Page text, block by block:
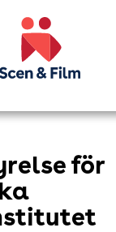
för